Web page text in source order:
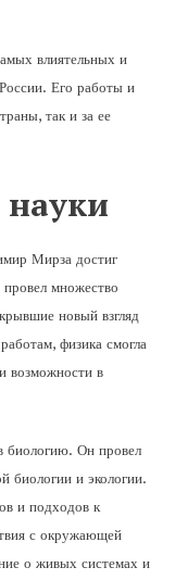
влиятельных и
Его работы и
так и за ее
науки
Мирза достиг
множество
новый взгляд
физика смогла
возможности в
биологию. Он провел
биологии и экологии.
и подходов к
с окружающей
о живых системах и